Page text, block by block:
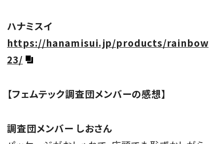
ハナミスイ
https://hanamisui.jp/products/rainbow
23/
【フェムテック調査団メンバーの感想】
調査団メンバー しおさん